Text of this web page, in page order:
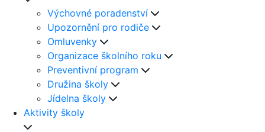
Výchovné poradenství
Upozornění pro rodiče
Omluvenky
Organizace školního roku
Preventivní program
Družina školy
Jídelna školy
Aktivity školy